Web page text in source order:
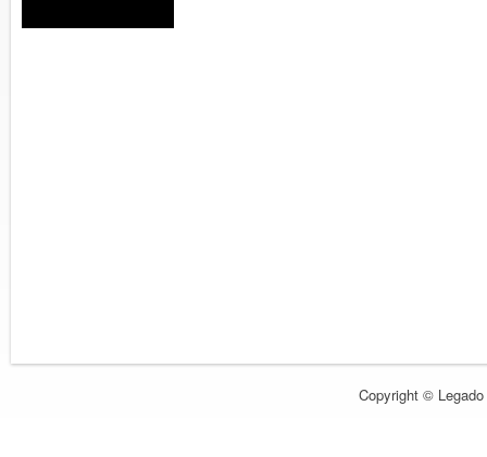
Copyright ©